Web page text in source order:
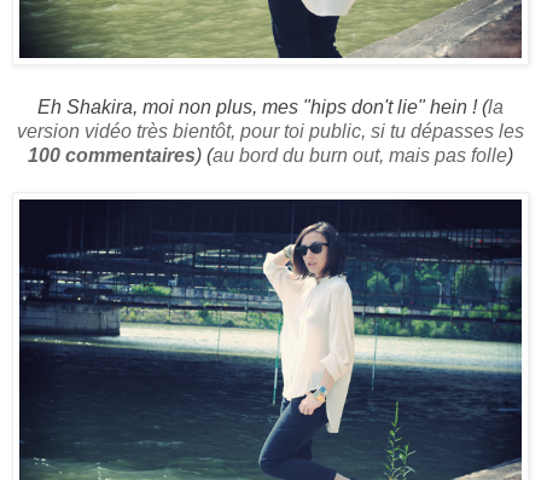
Eh Shakira, moi non plus, mes "hips don't lie" hein ! (la
version vidéo très bientôt, pour toi public, si tu dépasses les
100 commentaires) (au bord du burn out, mais pas folle)